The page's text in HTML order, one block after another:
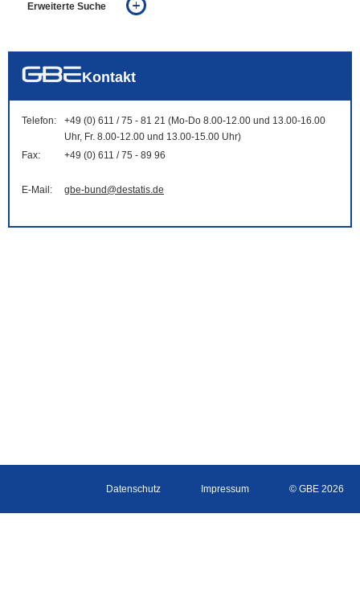
Erweiterte Suche
auch in allen Texten suchen (Volltextsuche)
Kontakt
Telefon:
+49 (0) 611 / 75 - 81 21 (Mo-Do 8.00-12.00 und 13.00-16.00
Uhr, Fr. 8.00-12.00 und 13.00-15.00 Uhr)
Fax:
+49 (0) 611 / 75 - 89 96
E-Mail: gbe-bund@destatis.de
Datenschutz Impressum © GBE 2026